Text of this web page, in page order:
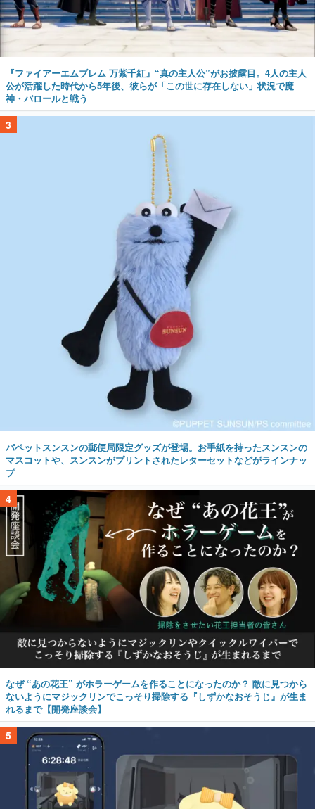
『ファイアーエムブレム 万紫千紅』“真の主人公”がお披露目。4人の主人
公が活躍した時代から5年後、彼らが「この世に存在しない」状況で魔
神・バロールと戦う
3
パペットスンスンの郵便局限定グッズが登場。お手紙を持ったスンスンの
マスコットや、スンスンがプリントされたレターセットなどがラインナッ
プ
4
なぜ “あの花王” がホラーゲームを作ることになったのか？ 敵に見つから
ないようにマジックリンでこっそり掃除する『しずかなおそうじ』が生ま
れるまで【開発座談会】
5